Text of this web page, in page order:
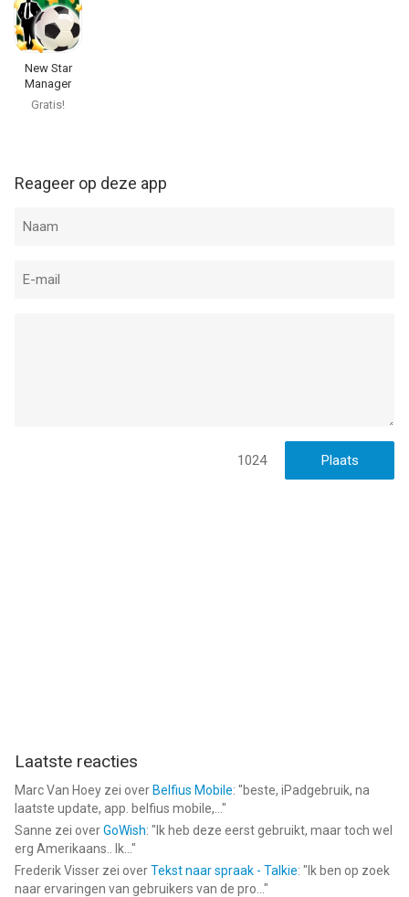
New Star
Manager
Gratis!
Reageer op deze app
1024
Laatste reacties
Marc Van Hoey zei over Belfius Mobile: "beste, iPadgebruik, na
laatste update, app. belfius mobile,... "
Sanne zei overGoWish: " Ik heb deze eerst gebruikt, maar toch wel
erg Amerikaans.. Ik... "
Frederik Visser zei overTekst naar spraak - Talkie: " Ik ben op zoek
naar ervaringen van gebruikers van de pro... "